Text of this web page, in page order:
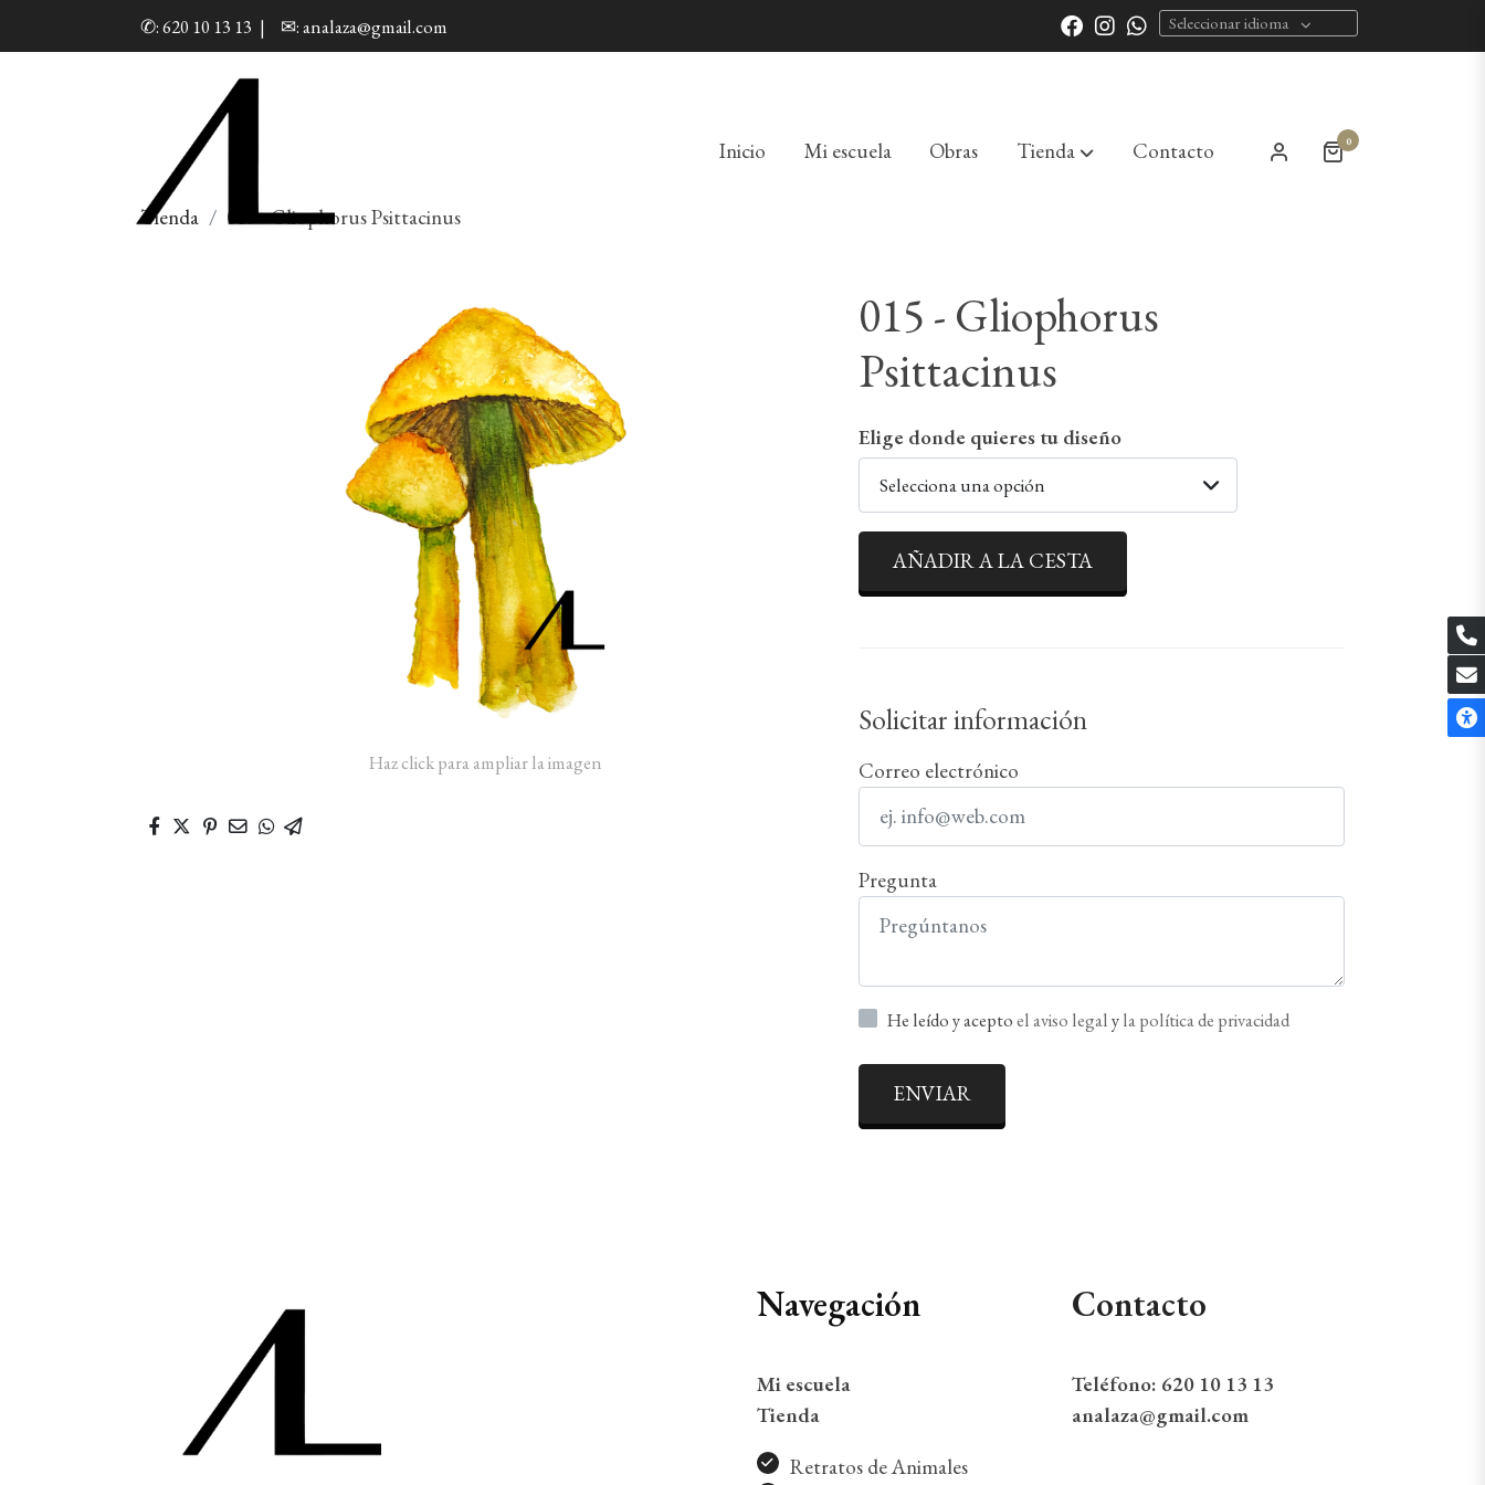
✆: 620 10 13 13 | ✉: analaza@gmail.com Seleccionar idioma
Inicio Mi escuela Obras Tienda Contacto 0
Tienda 015 - Gliophorus Psittacinus
Haz click para ampliar la imagen
015 - Gliophorus
Psittacinus
Elige donde quieres tu diseño
Selecciona una opción
AÑADIR A LA CESTA
Solicitar información
Correo electrónico
Pregunta
He leído y aceptoel aviso legalyla política de privacidad
ENVIAR
Navegación
Mi escuela
Tienda
Retratos de Animales
Contacto
Teléfono: 620 10 13 13
analaza@gmail.com